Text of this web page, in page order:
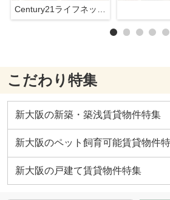
こだわり特集
新大阪の新築・築浅賃貸物件特集
新大阪のペット飼育可能賃貸物件
新大阪の戸建て賃貸物件特集